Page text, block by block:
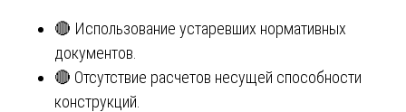
🔴 Использование устаревших нормативных
документов.
🔴 Отсутствие расчетов несущей способности
конструкций.